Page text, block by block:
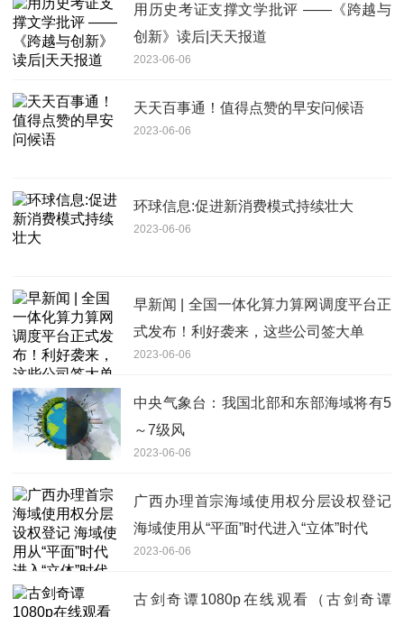
用历史考证支撑文学批评 ——《跨越与
创新》读后|天天报道
2023-06-06
天天百事通！值得点赞的早安问候语
2023-06-06
环球信息:促进新消费模式持续壮大
2023-06-06
早新闻 | 全国一体化算力算网调度平台正
式发布！利好袭来，这些公司签大单
2023-06-06
中央气象台：我国北部和东部海域将有5
～7级风
2023-06-06
广西办理首宗海域使用权分层设权登记
海域使用从“平面”时代进入“立体”时代
2023-06-06
古剑奇谭1080p在线观看（古剑奇谭